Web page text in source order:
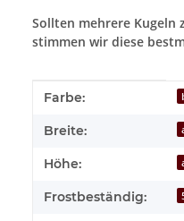
Sollten mehrere Kugeln
stimmen wir diese
Produkteigenschaft
Wert
Farbe:
Breite:
Höhe:
Frostbeständig: